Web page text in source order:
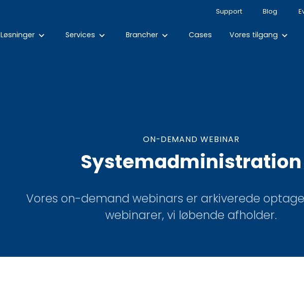
Løsninger keyboard_arrow_down Services keyboard_arrow_down Brancher keyboard_arrow_down Cases Vores tilgang keyboard_arrow_down
Support Blog
ON-DEMAND WEBINAR
Systemadministration
Vores on-demand webinars er arkiverede
webinarer, vi løbende afholder.